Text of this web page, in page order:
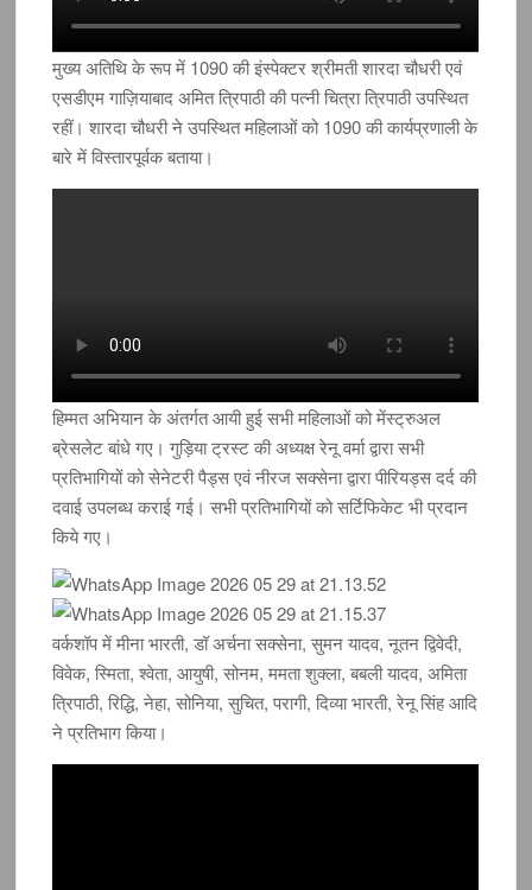
मुख्य अतिथि के रूप में 1090 की इंस्पेक्टर श्रीमती शारदा चौधरी एवं
एसडीएम गाज़ियाबाद अमित त्रिपाठी की पत्नी चित्रा त्रिपाठी उपस्थित
रहीं। शारदा चौधरी ने उपस्थित महिलाओं को 1090 की कार्यप्रणाली के
बारे में विस्तारपूर्वक बताया।
हिम्मत अभियान के अंतर्गत आयी हुई सभी महिलाओं को मेंस्ट्रुअल
ब्रेसलेट बांधे गए। गुड़िया ट्रस्ट की अध्यक्ष रेनू वर्मा द्वारा सभी
प्रतिभागियों को सेनेटरी पैड्स एवं नीरज सक्सेना द्वारा पीरियड्स दर्द की
दवाई उपलब्ध कराई गई। सभी प्रतिभागियों को सर्टिफिकेट भी प्रदान
किये गए।
वर्कशॉप में मीना भारती, डॉ अर्चना सक्सेना, सुमन यादव, नूतन द्विवेदी,
विवेक, स्मिता, श्वेता, आयुषी, सोनम, ममता शुक्ला, बबली यादव, अमिता
त्रिपाठी, रिद्धि, नेहा, सोनिया, सुचित, परागी, दिव्या भारती, रेनू सिंह आदि
ने प्रतिभाग किया।